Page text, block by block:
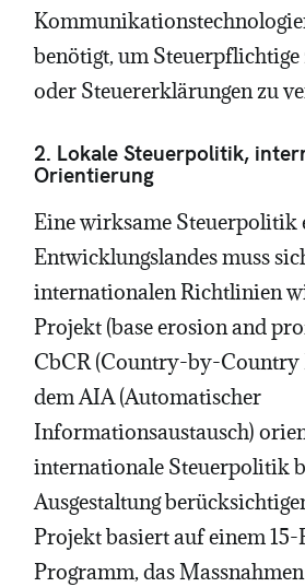
benötigt, um
oder Steuererklärungen zu
2. Lokale Steuerpolitik,
Orientierung
Eine wirksame Steuerpolitik
Entwicklungslandes muss
internationalen Richtlinien
Projekt (base erosion and
CbCR (Country-by-Country
dem AIA (Automatischer
Informationsaustausch)
internationale Steuerpolitik
Ausgestaltung
Projekt basiert auf einem
Programm, das Massnahmen